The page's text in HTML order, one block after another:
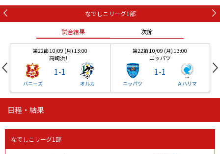
なでしこリーグ1部
試合結果 次節
第22節 10/09 (月) 13:00
高崎浜川
バニーズ
1-1
オルカ
第22節 10/09 (月) 13:00
ニッパツ
ニッパツ
1-1
Ａハリマ
第22節 10/09 (月) 13:00
高崎浜川
1-
ニッパツ
日程・結果
なでしこリーグ1部